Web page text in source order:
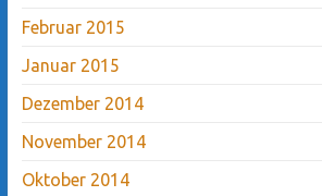
Februar 2015
Januar 2015
Dezember 2014
November 2014
Oktober 2014